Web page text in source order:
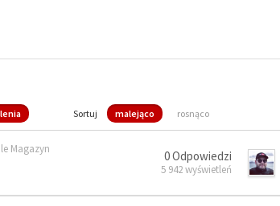
Sortuj malejąco rosnąco
Magazyn
0 Odpowiedzi
5 942 wyświetleń